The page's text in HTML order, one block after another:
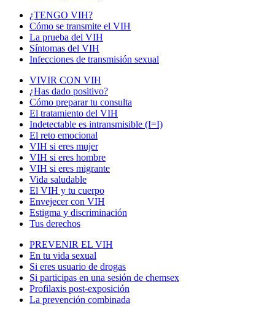
¿TENGO VIH?
Cómo se transmite el VIH
La prueba del VIH
Síntomas del VIH
Infecciones de transmisión sexual
VIVIR CON VIH
¿Has dado positivo?
Cómo preparar tu consulta
El tratamiento del VIH
Indetectable es intransmisible (I=I)
El reto emocional
VIH si eres mujer
VIH si eres hombre
VIH si eres migrante
Vida saludable
El VIH y tu cuerpo
Envejecer con VIH
Estigma y discriminación
Tus derechos
PREVENIR EL VIH
En tu vida sexual
Si eres usuario de drogas
Si participas en una sesión de chemsex
Profilaxis post-exposición
La prevención combinada